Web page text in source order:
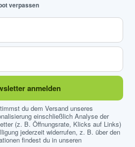
verpassen
anmelden
du dem Versand unseres
einschließlich Analyse der
(z. B. Öffnungsrate, Klicks auf Links)
jederzeit widerrufen, z. B. über den
findest du in unseren